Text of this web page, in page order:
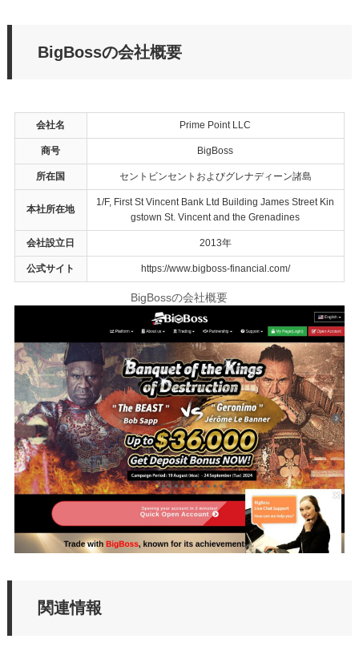
BigBossの会社概要
会社名 Prime Point LLC
商号 BigBoss
所在国 セントビンセントおよびグレナディーン諸島
本社所在地
1/F, First St Vincent Bank Ltd Building James Street Kin
gstown St. Vincent and the Grenadines
会社設立日 2013年
公式サイト https://www.bigboss-financial.com/
BigBossの会社概要
関連情報